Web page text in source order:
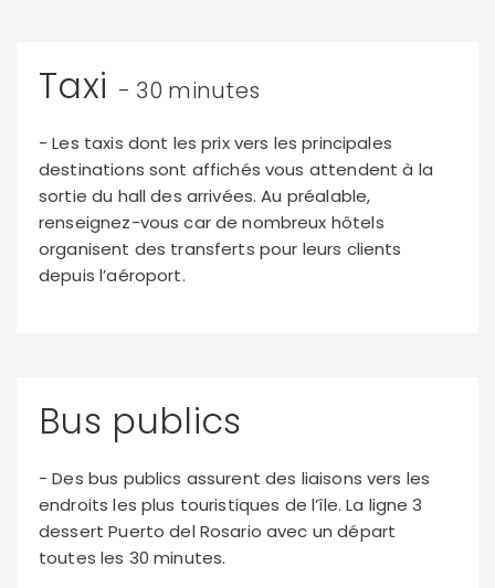
Taxi - 30 minutes
- Les taxis dont les prix vers les principales
destinations sont affichés vous attendent à la
sortie du hall des arrivées. Au préalable,
renseignez-vous car de nombreux hôtels
organisent des transferts pour leurs clients
depuis l’aéroport.
Bus publics
- Des bus publics assurent des liaisons vers les
endroits les plus touristiques de l’île. La ligne 3
dessert Puerto del Rosario avec un départ
toutes les 30 minutes.